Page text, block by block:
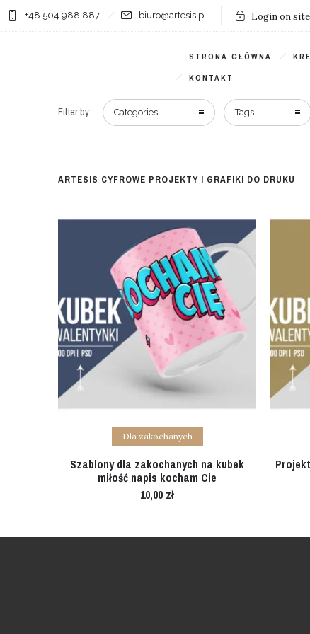
+48 504 988 887 biuro@artesis.pl Login on site
STRONA GŁÓWNA
KONTAKT
Filter by: Categories Tags
ARTESIS CYFROWE PROJEKTY I GRAFIKI DO DRUKU
Add to cart
Dla zakochanych
Szablony dla zakochanych na kubek
miłość napis kocham Cie
10,00 zł